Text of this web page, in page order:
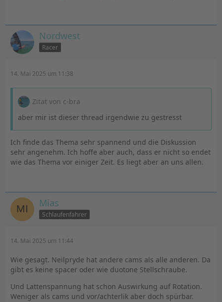
Nordwest
Racer
14. Mai 2025 um 11:38
Zitat von c-bra
aber mir ist dieser thread irgendwie zu gestresst
Ich finde das Thema sehr spannend und die Diskussion
sehr angenehm. Ich hoffe aber auch, dass er nicht so endet
wie das Thema vor einiger Zeit. Es liegt aber an uns allen.
Mias
Schlaufenfahrer
14. Mai 2025 um 11:44
Wie gesagt. Neilpryde hat andere cams als alle anderen. Da
gibt es keine spacer oder wie duotone Stellschraube.
Und Lattenspannung hat schon Auswirkung auf Rotation.
Weniger als cams und vor/achterlik aber doch spürbar.